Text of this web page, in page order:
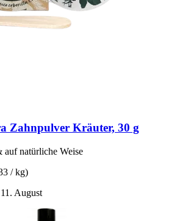
Zahnpulver Kräuter, 30 g
auf natürliche Weise
/ kg)
August